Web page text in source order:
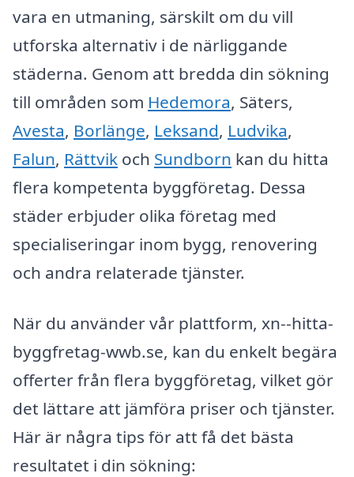
vara en utmaning, särskilt om du vill
utforska alternativ i de närliggande
städerna. Genom att bredda din sökning
till områden som Hedemora, Säters,
Avesta, Borlänge, Leksand, Ludvika,
Falun, Rättvik och Sundborn kan du hitta
flera kompetenta byggföretag. Dessa
städer erbjuder olika företag med
specialiseringar inom bygg, renovering
och andra relaterade tjänster.
När du använder vår plattform, xn--hitta-
byggfretag-wwb.se, kan du enkelt begära
offerter från flera byggföretag, vilket gör
det lättare att jämföra priser och tjänster.
Här är några tips för att få det bästa
resultatet i din sökning: